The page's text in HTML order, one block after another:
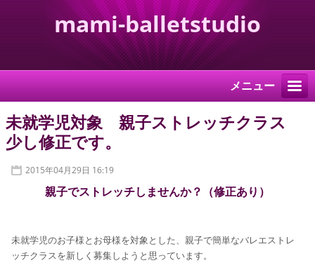
mami-balletstudio
メニュー
未就学児対象 親子ストレッチクラス
少し修正です。
2015年04月29日 16:19
親子でストレッチしませんか？（修正あり）
未就学児のお子様とお母様を対象とした、親子で簡単なバレエストレ
ッチクラスを新しく募集しようと思っています。